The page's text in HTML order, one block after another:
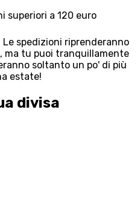
superiori a 120 euro
Le spedizioni riprenderanno
ma tu puoi tranquillamente
soltanto un po' di più
estate!
divisa